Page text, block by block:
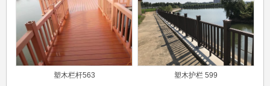
塑木栏杆563 塑木护栏 599